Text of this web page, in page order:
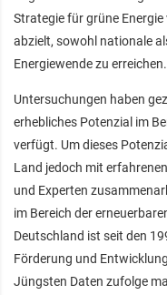
Strategie für grüne
abzielt, sowohl nationale
Energiewende zu erreichen.
Untersuchungen haben
erhebliches Potenzial im
verfügt. Um dieses
Land jedoch mit
und Experten
im Bereich der
Deutschland ist seit den
Förderung und
Jüngsten Daten zufolge